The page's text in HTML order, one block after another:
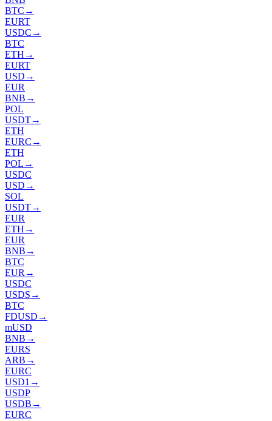
BTC →
EURT
USDC →
BTC
ETH →
EURT
USD →
EUR
BNB →
POL
USDT→
ETH
EURC →
ETH
POL →
USDC
USD →
SOL
USDT→
EUR
ETH →
EUR
BNB →
BTC
EUR →
USDC
USDS →
BTC
FDUSD →
mUSD
BNB →
EURS
ARB →
EURC
USD1 →
USDP
USDB →
EURC